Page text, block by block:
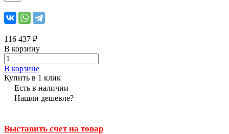
116 437 ₽
В корзину
В корзине
Купить в 1 клик
Есть в наличии
Нашли дешевле?
Выставить счет на товар